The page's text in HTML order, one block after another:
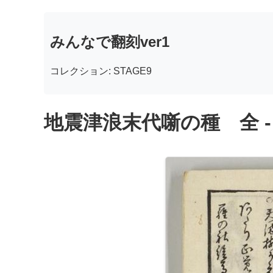
みんなで翻刻ver1
コレクション: STAGE9
地震津浪末代噺の種 全